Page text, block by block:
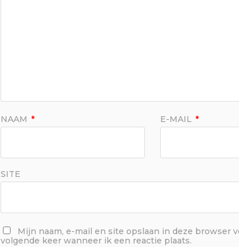
NAAM * E-MAIL *
SITE
Mijn naam, e-mail en site opslaan in deze browser
volgende keer wanneer ik een reactie plaats.